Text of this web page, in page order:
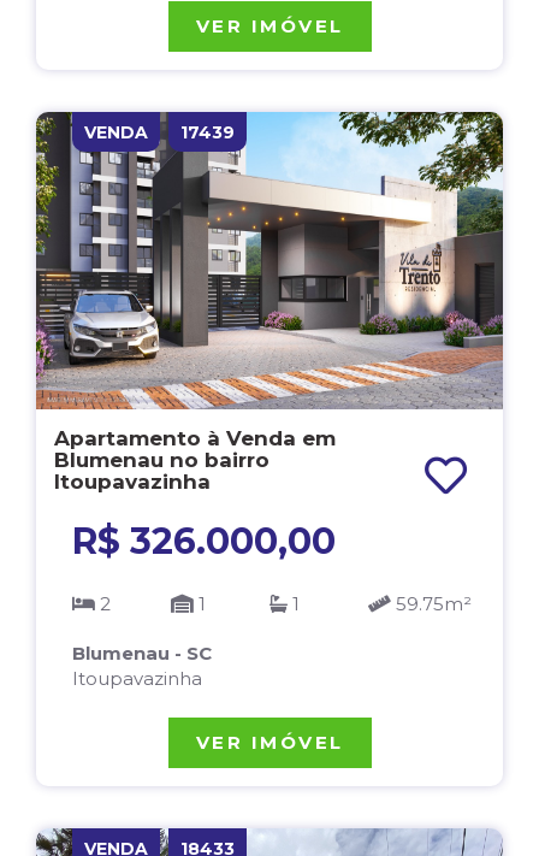
VER IMÓVEL
VENDA 17439
Apartamento à Venda em
Blumenau no bairro
Itoupavazinha
R$ 326.000,00
2 1 1 59.75m²
Blumenau - SC
Itoupavazinha
VER IMÓVEL
VENDA 18433